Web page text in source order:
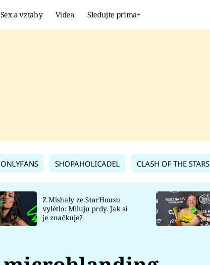
Sex a vztahy Videa Sledujte prima+
ONLYFANS SHOPAHOLICADEL CLASH OF THE STARS
Z Mishaly ze StarHousu
vylétlo: Miluju prdy. Jak si
je značkuje?